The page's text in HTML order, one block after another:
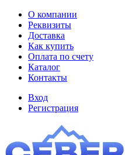
О компании
Реквизиты
Доставка
Как купить
Оплата по счету
Каталог
Контакты
Вход
Регистрация